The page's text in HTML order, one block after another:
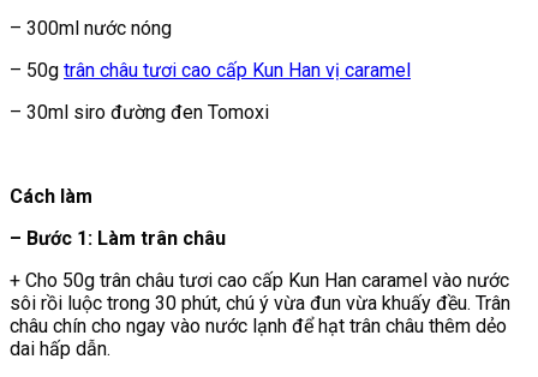
– 300ml nước nóng
– 50g trân châu tươi cao cấp Kun Han vị caramel
– 30ml siro đường đen Tomoxi
Cách làm
– Bước 1: Làm trân châu
+ Cho 50g trân châu tươi cao cấp Kun Han caramel vào nước
sôi rồi luộc trong 30 phút, chú ý vừa đun vừa khuấy đều. Trân
châu chín cho ngay vào nước lạnh để hạt trân châu thêm dẻo
dai hấp dẫn.